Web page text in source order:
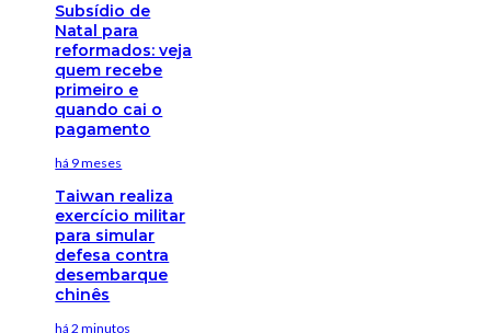
Subsídio de
Natal para
reformados: veja
quem recebe
primeiro e
quando cai o
pagamento
há 9 meses
Taiwan realiza
exercício militar
para simular
defesa contra
desembarque
chinês
há 2 minutos